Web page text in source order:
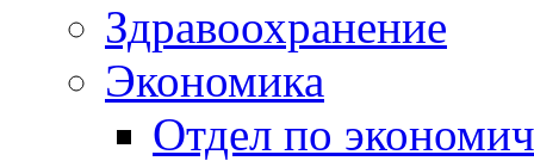
Здравоохранение
Экономика
Отдел по